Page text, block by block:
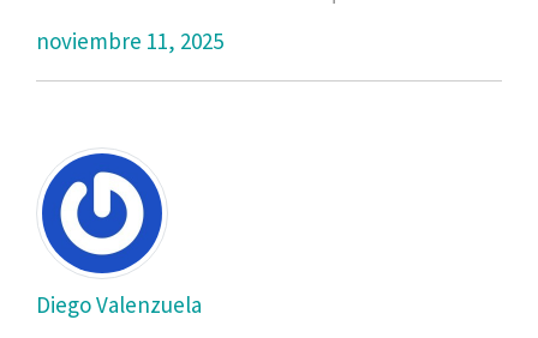
noviembre 11, 2025
Diego Valenzuela